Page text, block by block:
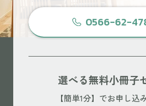
0566-62-
選べる無料小冊子
【簡単1分】でお申し込